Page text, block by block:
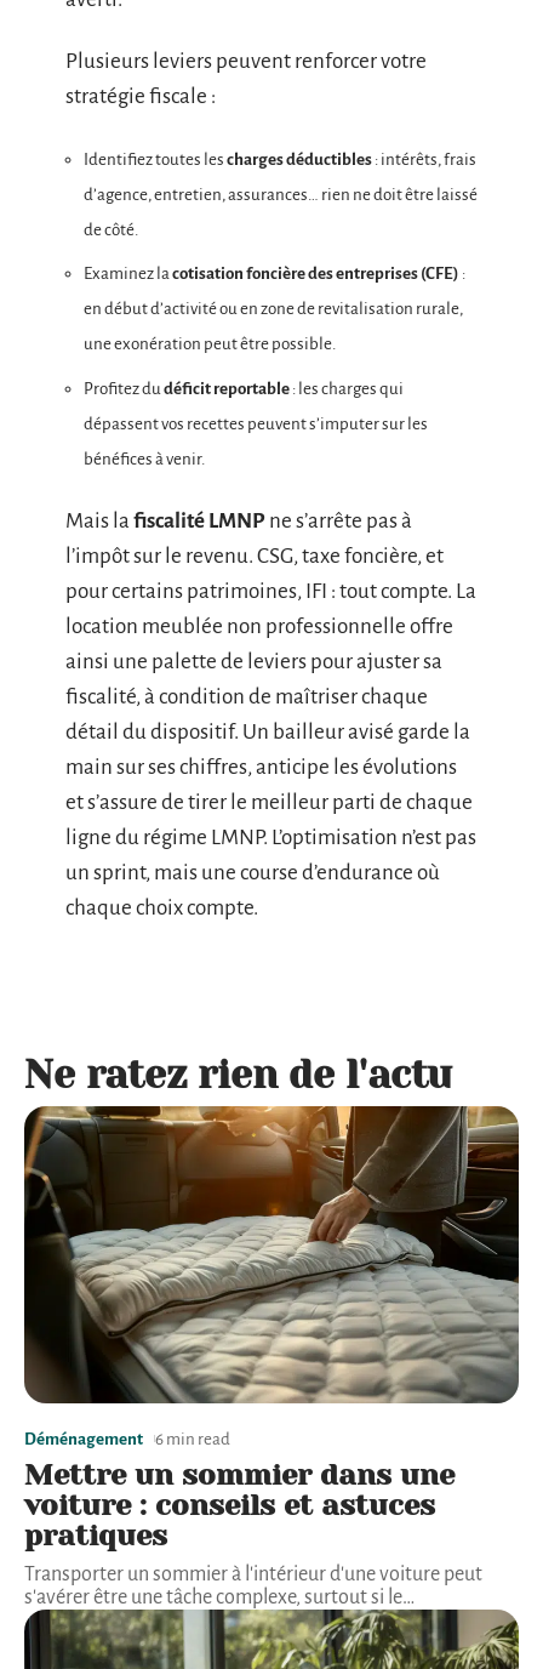
Plusieurs leviers peuvent renforcer votre
stratégie fiscale :
Identifiez toutes les charges déductibles : intérêts, frais
d’agence, entretien, assurances… rien ne doit être laissé
de côté.
Examinez lacotisation foncière des entreprises (CFE) :
en début d’activité ou en zone de revitalisation rurale,
une exonération peut être possible.
Profitez du déficit reportable : les charges qui
dépassent vos recettes peuvent s’imputer sur les
bénéfices à venir.
Mais la fiscalité LMNP ne s’arrête pas à
l’impôt sur le revenu. CSG, taxe foncière, et
pour certains patrimoines, IFI : tout compte. La
location meublée non professionnelle offre
ainsi une palette de leviers pour ajuster sa
fiscalité, à condition de maîtriser chaque
détail du dispositif. Un bailleur avisé garde la
main sur ses chiffres, anticipe les évolutions
et s’assure de tirer le meilleur parti de chaque
ligne du régime LMNP. L’optimisation n’est pas
un sprint, mais une course d’endurance où
chaque choix compte.
Ne ratez rien de l'actu
Déménagement 6 min read
Mettre un sommier dans une
voiture : conseils et astuces
pratiques
Transporter un sommier à l'intérieur d'une voiture peut
s'avérer être une tâche complexe, surtout si le…